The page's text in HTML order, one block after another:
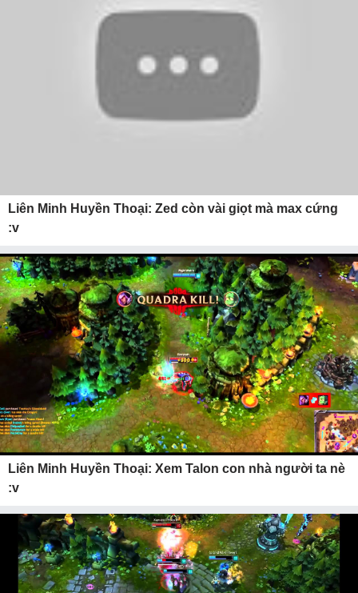
Liên Minh Huyền Thoại: Zed còn vài giọt mà max cứng
:v
Liên Minh Huyền Thoại: Xem Talon con nhà người ta nè
:v